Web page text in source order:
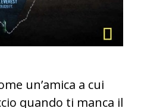
un’amica a cui
quando ti manca il